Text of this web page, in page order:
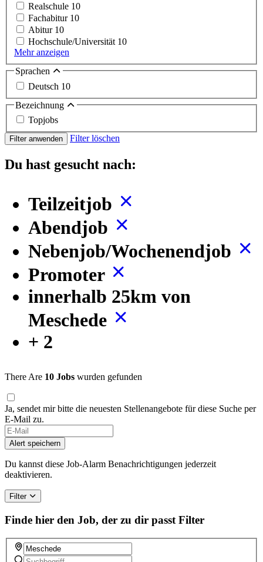
Realschule 10
Fachabitur 10
Abitur 10
Hochschule/Universität 10
Mehr anzeigen
Sprachen
Deutsch 10
Bezeichnung
Topjobs
Filter anwenden Filter löschen
Du hast gesucht nach:
Teilzeitjob
Abendjob
Nebenjob/Wochenendjob
Promoter
innerhalb 25km von
Meschede
+ 2
There Are 10 Jobs wurden gefunden
Ja, sendet mir bitte die neuesten Stellenangebote für diese Suche per
E-Mail zu.
If
you
are
a
human,
this
field
Alert speichern
Du kannst diese Job-Alarm Benachrichtigungen jederzeit
deaktivieren.
Filter
Finde hier den Job, der zu dir passt Filter